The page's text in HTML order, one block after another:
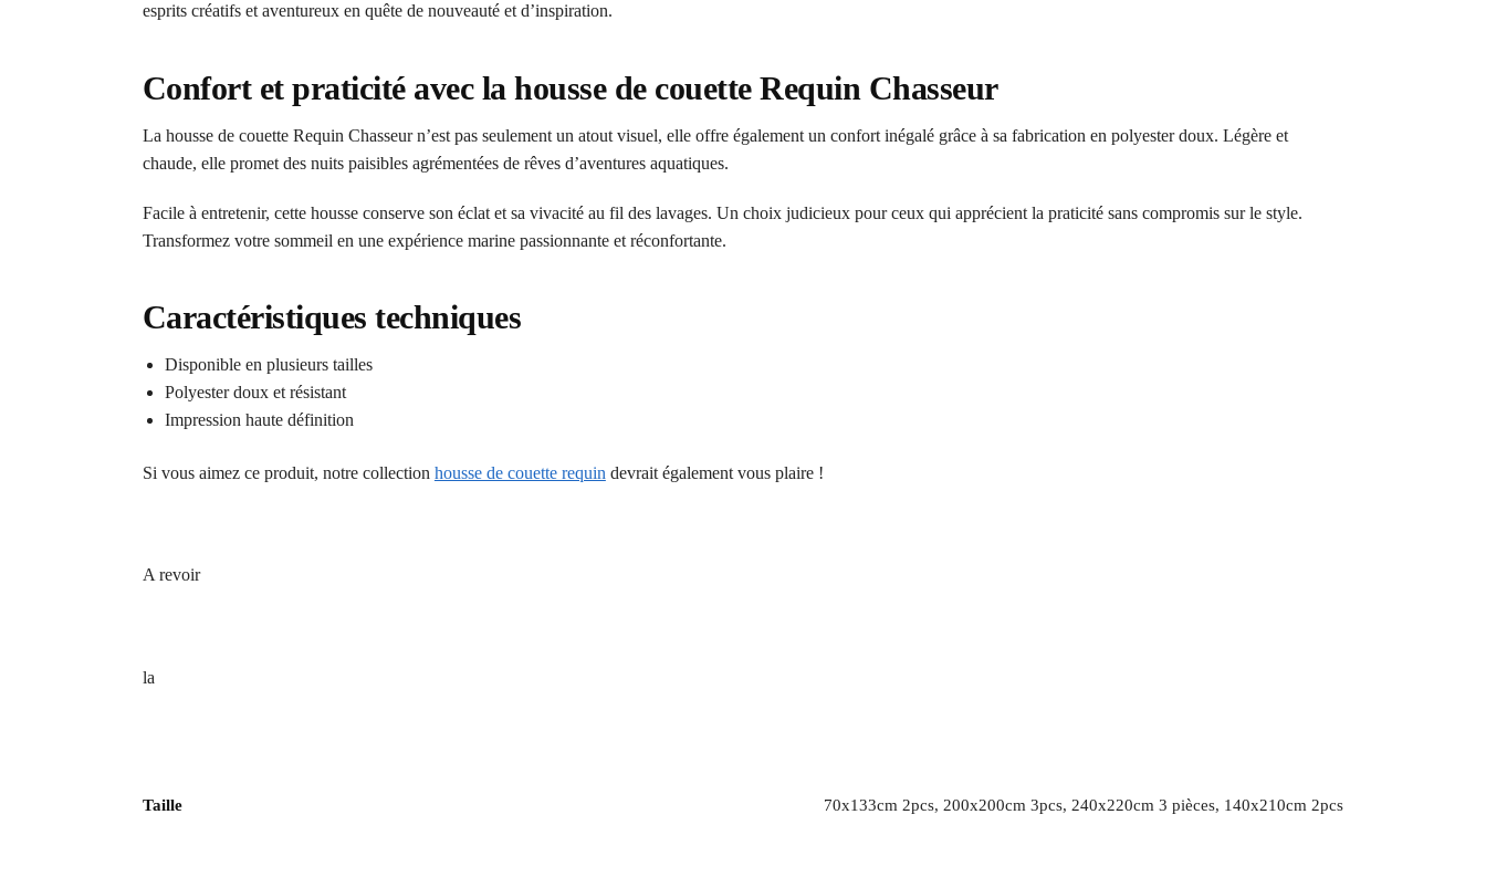
esprits créatifs et aventureux en quête de nouveauté et d’inspiration.
Confort et praticité avec la housse de couette Requin Chasseur
La housse de couette Requin Chasseur n’est pas seulement un atout visuel, elle offre également un confort inégalé grâce à sa fabrication en polyester doux. Légère et
chaude, elle promet des nuits paisibles agrémentées de rêves d’aventures aquatiques.
Facile à entretenir, cette housse conserve son éclat et sa vivacité au fil des lavages. Un choix judicieux pour ceux qui apprécient la praticité sans compromis sur le style.
Transformez votre sommeil en une expérience marine passionnante et réconfortante.
Caractéristiques techniques
Disponible en plusieurs tailles
Polyester doux et résistant
Impression haute définition
Si vous aimez ce produit, notre collection housse de couette requin devrait également vous plaire !
A revoir
la
Taille 70x133cm 2pcs, 200x200cm 3pcs, 240x220cm 3 pièces, 140x210cm 2pcs